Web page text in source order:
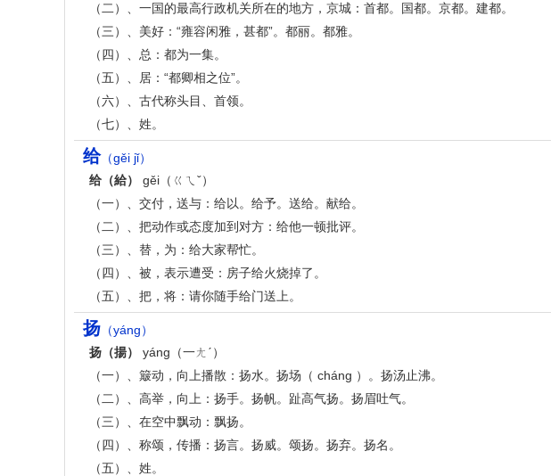
（二）、一国的最高行政机关所在的地方，京城：首都。国都。京都。建都。
（三）、美好：“雍容闲雅，甚都”。都丽。都雅。
（四）、总：都为一集。
（五）、居：“都卿相之位”。
（六）、古代称头目、首领。
（七）、姓。
给（gěi jǐ）
给（給）
gěi（ㄍㄟˇ）
（一）、交付，送与：给以。给予。送给。献给。
（二）、把动作或态度加到对方：给他一顿批评。
（三）、替，为：给大家帮忙。
（四）、被，表示遭受：房子给火烧掉了。
（五）、把，将：请你随手给门送上。
扬 （yáng）
扬（揚）
yáng（一ㄤˊ）
（一）、簸动，向上播散：扬水。扬场（ cháng ）。扬汤止沸。
（二）、高举，向上：扬手。扬帆。趾高气扬。扬眉吐气。
（三）、在空中飘动：飘扬。
（四）、称颂，传播：扬言。扬威。颂扬。扬弃。扬名。
（五）、姓。